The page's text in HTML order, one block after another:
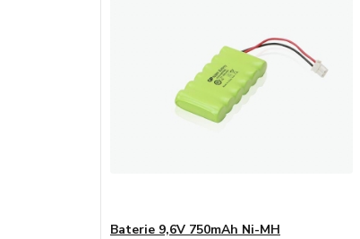
Baterie 9,6V 750mAh Ni-MH